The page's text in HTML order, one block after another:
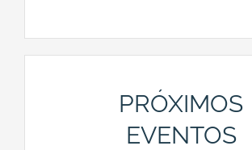
PRÓXIMOS
EVENTOS